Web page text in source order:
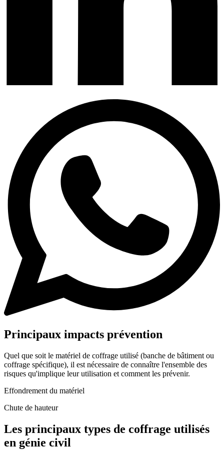
Principaux impacts prévention
Quel que soit le matériel de coffrage utilisé (banche de bâtiment ou
coffrage spécifique), il est nécessaire de connaître l'ensemble des
risques qu'implique leur utilisation et comment les prévenir.
Effondrement du matériel
Chute de hauteur
Les principaux types de coffrage utilisés
en génie civil